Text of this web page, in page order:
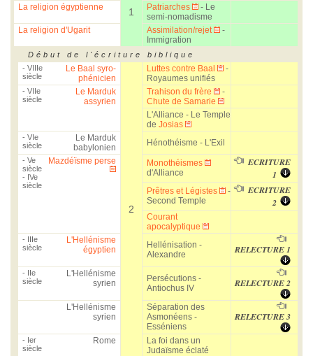
1
La religion égyptienne
Patriarches
- Le
semi-nomadisme
La religion d'Ugarit
Assimilation/rejet
-
Immigration
Début de l'écriture biblique
- VIIIe
siècle
Le Baal syro-
phénicien
2
Luttes contre Baal
-
Royaumes unifiés
- VIIe
siècle
Le Marduk
assyrien
Trahison du frère
-
Chute de Samarie
L'Alliance - Le Temple
de Josias
- VIe
siècle
Le Marduk
babylonien
Hénothéisme - L'Exil
- Ve
siècle
- IVe
siècle
Mazdéïsme perse
Monothéismes
d'Alliance
ECRITURE
1
Prêtres et Légistes
-
Second Temple
ECRITURE
2
Courant
apocalyptique
- IIIe
siècle
L'Hellénisme
égyptien
Hellénisation -
Alexandre
RELECTURE 1
- IIe
siècle
L'Hellénisme
syrien
Persécutions -
Antiochus IV
RELECTURE 2
L'Hellénisme
syrien
Séparation des
Asmonéens -
Esséniens
RELECTURE 3
- Ier
siècle
Rome
La foi dans un
Judaïsme éclaté